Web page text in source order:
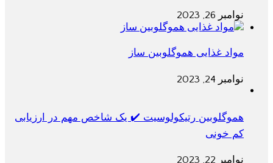
نوامبر 26, 2023
مواد غذایی هموگلوبین ساز
نوامبر 24, 2023
هموگلوبین رتیکولوسیت ✔️ یک شاخص مهم در ارزیابی
کم خونی
نوامبر 22, 2023